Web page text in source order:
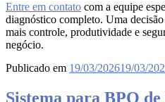
Entre em contato com a equipe
diagnóstico completo. Uma
mais controle, produtividade e
negócio.
Publicado em 19/03/202619/03/
Sistema para BPO